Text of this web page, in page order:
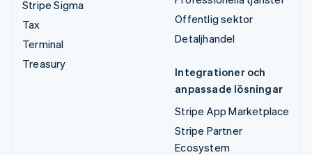
Stripe Sigma
Tax
Terminal
Treasury
Offentlig sektor
Detaljhandel
Integrationer och
anpassade lösningar
Stripe App Marketplace
Stripe Partner
Ecosystem